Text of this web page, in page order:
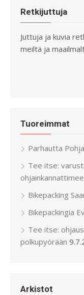
Retkijuttuja
Juttuja ja kuvia
meiltä ja
Tuoreimmat
Parhautta
Tee itse:
Bikepacking
Bikepackingia
Tee itse:
polkupyörään
Arkistot